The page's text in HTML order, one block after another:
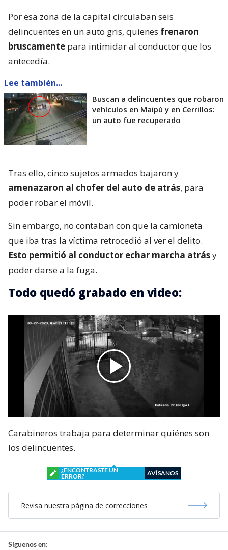
Por esa zona de la capital circulaban seis
delincuentes en un auto gris, quienes frenaron
bruscamente para intimidar al conductor que los
antecedía.
Lee también...
Buscan a delincuentes que robaron
vehículos en Maipú y en Cerrillos:
un auto fue recuperado
Tras ello, cinco sujetos armados bajaron y
amenazaron al chofer del auto de atrás, para
poder robar el móvil.
Sin embargo, no contaban con que la camioneta
que iba tras la víctima retrocedió al ver el delito.
Esto permitió al conductor echar marcha atrásy
poder darse a la fuga.
Todo quedó grabado en video:
Carabineros trabaja para determinar quiénes son
los delincuentes.
¿ENCONTRASTE UN
ERROR?
AVÍSANOS
Revisa nuestra página de correcciones
Síguenos en: